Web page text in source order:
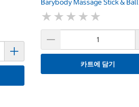
Barybody Massage Stick & Ball
★ ★ ★ ★ ★
★ ★ ★ ★ ★
카트에 담기